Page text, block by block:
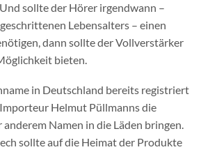
sollte der Hörer irgendwann –
Lebensalters – einen
dann sollte der Vollverstärker
bieten.
in Deutschland bereits registriert
Helmut Püllmanns die
Namen in die Läden bringen.
sollte auf die Heimat der Produkte